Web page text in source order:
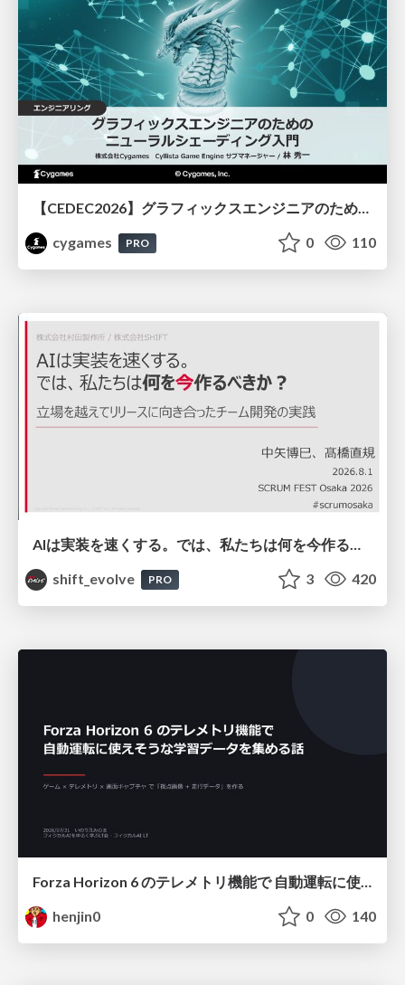
【CEDEC2026】グラフィックスエンジニアのためのニューラルシェーディング入門
cygames
PRO 0 110
AIは実装を速くする。では、私たちは何を今作るべきか？－立場を越えてリリースに向き合ったチーム開発の実践 / 20260801 Hiromi Nakaya and Naoki Takahashi
shift_evolve
PRO 3 420
henjin0
0 140